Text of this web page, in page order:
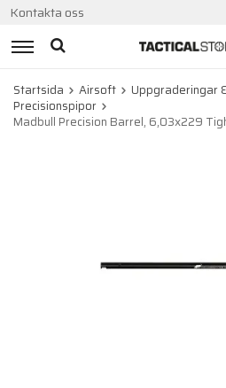
Kontakta oss
Startsida Airsoft
Uppgraderingar
Precisionspipor
Madbull Precision Barrel, 6,03x229